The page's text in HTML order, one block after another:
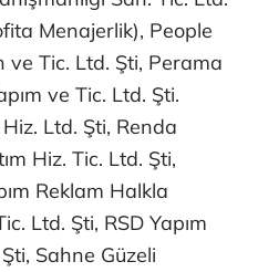
Menajerlik), People
ve Tic. Ltd. Şti, Perama
ve Tic. Ltd. Şti.
Ltd. Şti, Renda
Hiz. Tic. Ltd. Şti,
Reklam Halkla
Ltd. Şti, RSD Yapım
Sahne Güzeli